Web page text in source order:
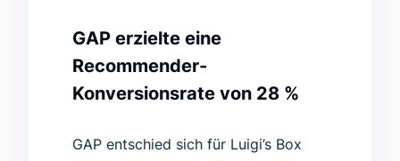
GAP erzielte eine
Recommender-
Konversionsrate von 28 %
GAP entschied sich für Luigi’s Box